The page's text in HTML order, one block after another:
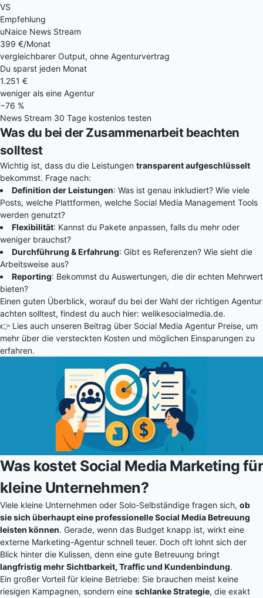
VS
Empfehlung
uNaice News Stream
399 €/Monat
vergleichbarer Output, ohne Agenturvertrag
Du sparst jeden Monat
1.251 €
weniger als eine Agentur
−76 %
News Stream 30 Tage kostenlos testen
Was du bei der Zusammenarbeit beachten
solltest
Wichtig ist, dass du die Leistungen transparent aufgeschlüsselt
bekommst. Frage nach:
Definition der Leistungen: Was ist genau inkludiert? Wie viele
Posts, welche Plattformen, welche Social Media Management Tools
werden genutzt?
Flexibilität: Kannst du Pakete anpassen, falls du mehr oder
weniger brauchst?
Durchführung & Erfahrung: Gibt es Referenzen? Wie sieht die
Arbeitsweise aus?
Reporting: Bekommst du Auswertungen, die dir echten Mehrwert
bieten?
Einen guten Überblick, worauf du bei der Wahl der richtigen Agentur
achten solltest, findest du auch hier: welikesocialmedia.de.
👉 Lies auch unseren Beitrag über Social Media Agentur Preise, um
mehr über die versteckten Kosten und möglichen Einsparungen zu
erfahren.
Was kostet Social Media Marketing für
kleine Unternehmen?
Viele kleine Unternehmen oder Solo-Selbständige fragen sich, ob
sie sich überhaupt eine professionelle Social Media Betreuung
leisten können. Gerade, wenn das Budget knapp ist, wirkt eine
externe Marketing-Agentur schnell teuer. Doch oft lohnt sich der
Blick hinter die Kulissen, denn eine gute Betreuung bringt
langfristig mehr Sichtbarkeit, Traffic und Kundenbindung.
Ein großer Vorteil für kleine Betriebe: Sie brauchen meist keine
riesigen Kampagnen, sondern eine schlanke Strategie, die exakt